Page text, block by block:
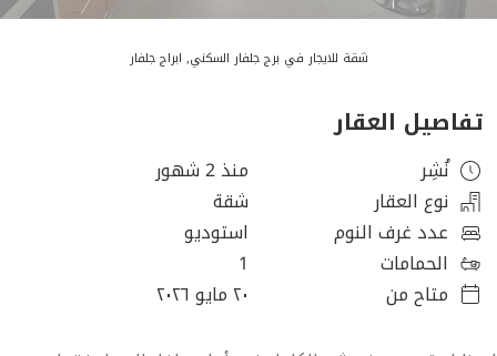
شقة للايجار في برج جلفار السكني, ابراج جلفار
تفاصيل العقار
نُشِر
منذ 2 شهور
نوع العقار
شقة
عدد غرف النوم
استوديو
الحمامات
1
متاح من
٢٠ مايو ٢٠٢٦